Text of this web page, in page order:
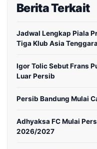
Berita Terkait
Jadwal Lengkap Piala
Tiga Klub Asia
Igor Tolic Sebut Frans
Luar Persib
Persib Bandung Mulai
Adhyaksa FC Mulai
2026/2027